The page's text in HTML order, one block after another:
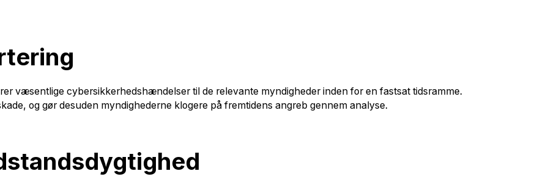
væsentlige cybersikkerhedshændelser til de relevante myndigheder inden for en fastsat tidsramme.
og gør desuden myndighederne klogere på fremtidens angreb gennem analyse.